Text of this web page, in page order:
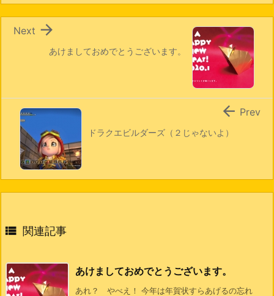
あけましておめでとうございます。

Next
ドラクエビルダーズ（２じゃないよ）
 Prev
 関連記事
あけましておめでとうございます。
あれ？ やべえ！ 今年は年賀状すらあげるの忘れ